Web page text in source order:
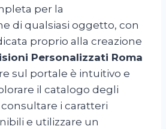
per la
di qualsiasi oggetto, con
proprio alla creazione
Personalizzati Roma
sul portale è intuitivo e
il catalogo degli
i caratteri
e utilizzare un